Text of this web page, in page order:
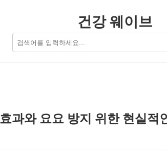
건강 웨이브
과와 요요 방지 위한 현실적